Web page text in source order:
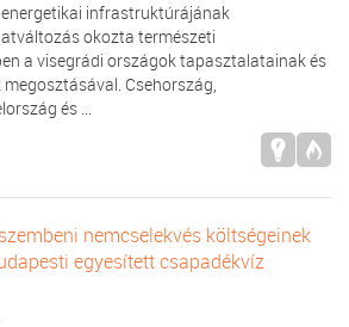
infrastruktúrájának
okozta természeti
a visegrádi országok tapasztalatainak és
Csehország,
és ...
nemcselekvés költségeinek
egyesített csapadékvíz